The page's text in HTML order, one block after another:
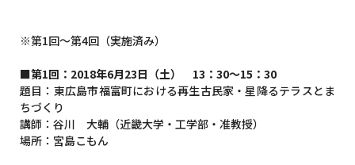
※第1回～第4回（実施済み）
■第1回：2018年6月23日（土） 13：30～15：30
題目：東広島市福富町における再生古民家・星降るテラスとま
ちづくり
講師：谷川 大輔（近畿大学・工学部・准教授）
場所：宮島こもん